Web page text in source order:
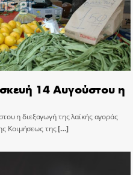
14 Αυγούστου η
η διεξαγωγή της λαϊκής αγοράς
Κοιμήσεως της[…]